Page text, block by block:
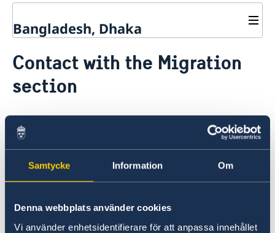
Samtycke Information Om
Denna webbplats använder cookies
Vi använder enhetsidentifierare för att anpassa innehållet
Bangladesh, Dhaka
About us
Embassy staff
Current
Contact with the Migration
section
21 Dec 2020
Migration section could only be
contacted by e-mail
Until January 3 the Migration section could only
be contacted by e-mail